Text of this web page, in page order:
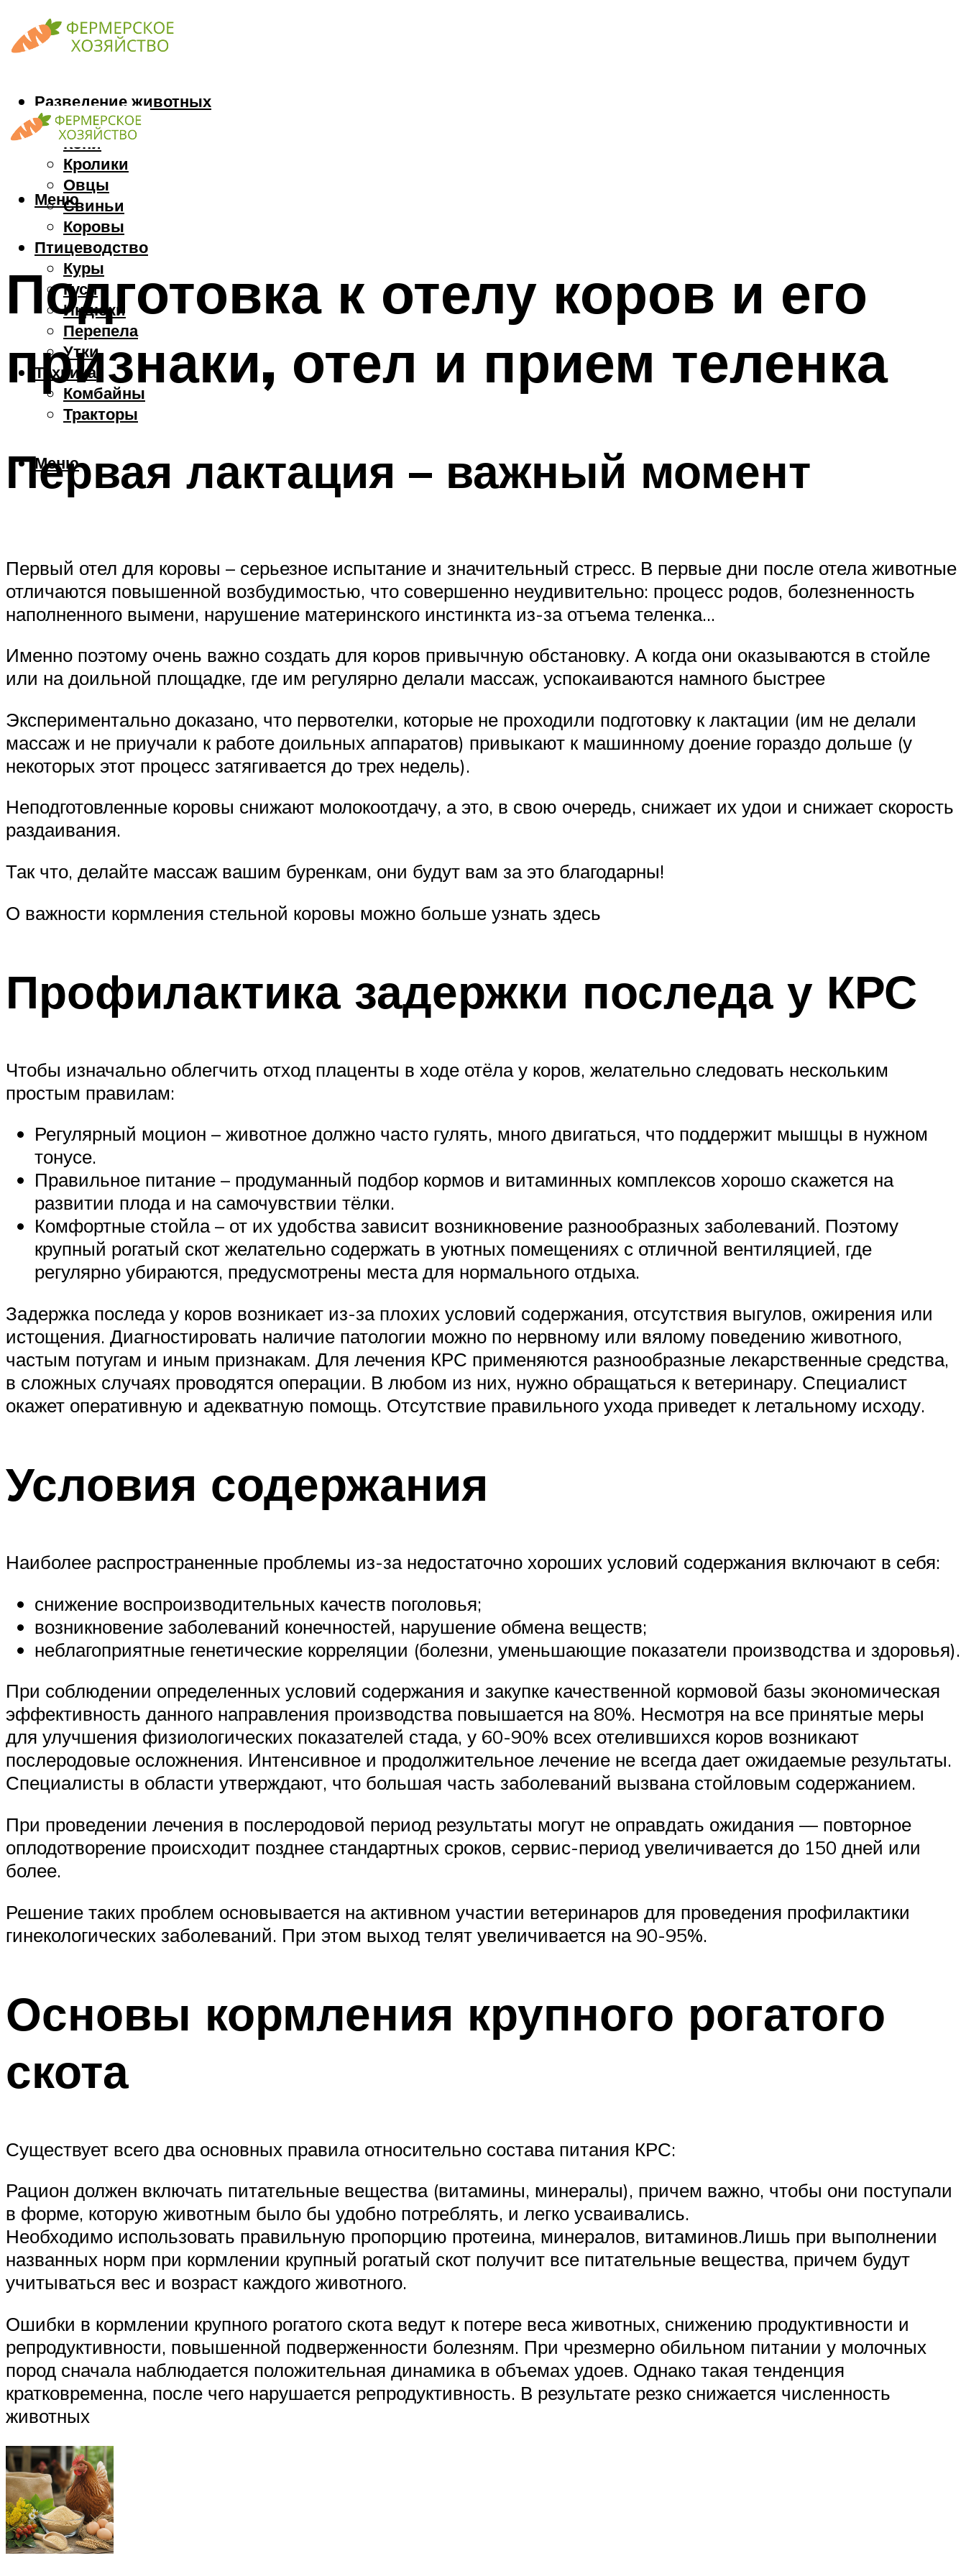
Разведение животных
Козы
Кони
Кролики
Овцы
Свиньи
Коровы
Птицеводство
Куры
Гуси
Индюки
Перепела
Утки
Техника
Комбайны
Тракторы
Меню
Меню
Подготовка к отелу коров и его
признаки, отел и прием теленка
Первая лактация – важный момент
Первый отел для коровы – серьезное испытание и значительный стресс. В первые дни после отела животные
отличаются повышенной возбудимостью, что совершенно неудивительно: процесс родов, болезненность
наполненного вымени, нарушение материнского инстинкта из-за отъема теленка…
Именно поэтому очень важно создать для коров привычную обстановку. А когда они оказываются в стойле
или на доильной площадке, где им регулярно делали массаж, успокаиваются намного быстрее
Экспериментально доказано, что первотелки, которые не проходили подготовку к лактации (им не делали
массаж и не приучали к работе доильных аппаратов) привыкают к машинному доение гораздо дольше (у
некоторых этот процесс затягивается до трех недель).
Неподготовленные коровы снижают молокоотдачу, а это, в свою очередь, снижает их удои и снижает скорость
раздаивания.
Так что, делайте массаж вашим буренкам, они будут вам за это благодарны!
О важности кормления стельной коровы можно больше узнать здесь
Профилактика задержки последа у КРС
Чтобы изначально облегчить отход плаценты в ходе отёла у коров, желательно следовать нескольким
простым правилам:
Регулярный моцион – животное должно часто гулять, много двигаться, что поддержит мышцы в нужном
тонусе.
Правильное питание – продуманный подбор кормов и витаминных комплексов хорошо скажется на
развитии плода и на самочувствии тёлки.
Комфортные стойла – от их удобства зависит возникновение разнообразных заболеваний. Поэтому
крупный рогатый скот желательно содержать в уютных помещениях с отличной вентиляцией, где
регулярно убираются, предусмотрены места для нормального отдыха.
Задержка последа у коров возникает из-за плохих условий содержания, отсутствия выгулов, ожирения или
истощения. Диагностировать наличие патологии можно по нервному или вялому поведению животного,
частым потугам и иным признакам. Для лечения КРС применяются разнообразные лекарственные средства,
в сложных случаях проводятся операции. В любом из них, нужно обращаться к ветеринару. Специалист
окажет оперативную и адекватную помощь. Отсутствие правильного ухода приведет к летальному исходу.
Условия содержания
Наиболее распространенные проблемы из-за недостаточно хороших условий содержания включают в себя:
снижение воспроизводительных качеств поголовья;
возникновение заболеваний конечностей, нарушение обмена веществ;
неблагоприятные генетические корреляции (болезни, уменьшающие показатели производства и здоровья).
При соблюдении определенных условий содержания и закупке качественной кормовой базы экономическая
эффективность данного направления производства повышается на 80%. Несмотря на все принятые меры
для улучшения физиологических показателей стада, у 60-90% всех отелившихся коров возникают
послеродовые осложнения. Интенсивное и продолжительное лечение не всегда дает ожидаемые результаты.
Специалисты в области утверждают, что большая часть заболеваний вызвана стойловым содержанием.
При проведении лечения в послеродовой период результаты могут не оправдать ожидания — повторное
оплодотворение происходит позднее стандартных сроков, сервис-период увеличивается до 150 дней или
более.
Решение таких проблем основывается на активном участии ветеринаров для проведения профилактики
гинекологических заболеваний. При этом выход телят увеличивается на 90-95%.
Основы кормления крупного рогатого
скота
Существует всего два основных правила относительно состава питания КРС:
Рацион должен включать питательные вещества (витамины, минералы), причем важно, чтобы они поступали
в форме, которую животным было бы удобно потреблять, и легко усваивались.
Необходимо использовать правильную пропорцию протеина, минералов, витаминов.Лишь при выполнении
названных норм при кормлении крупный рогатый скот получит все питательные вещества, причем будут
учитываться вес и возраст каждого животного.
Ошибки в кормлении крупного рогатого скота ведут к потере веса животных, снижению продуктивности и
репродуктивности, повышенной подверженности болезням. При чрезмерно обильном питании у молочных
пород сначала наблюдается положительная динамика в объемах удоев. Однако такая тенденция
кратковременна, после чего нарушается репродуктивность. В результате резко снижается численность
животных